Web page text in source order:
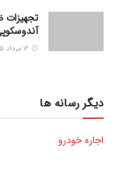
دیگر رسانه ها
اجاره خودرو